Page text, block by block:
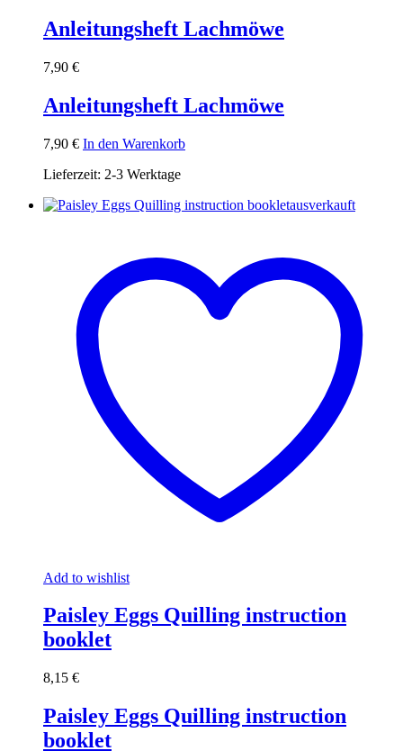
Anleitungsheft Lachmöwe
7,90 €
Anleitungsheft Lachmöwe
7,90 € In den Warenkorb
Lieferzeit: 2-3 Werktage
ausverkauft
Add to wishlist
Paisley Eggs Quilling instruction
booklet
8,15 €
Paisley Eggs Quilling instruction
booklet